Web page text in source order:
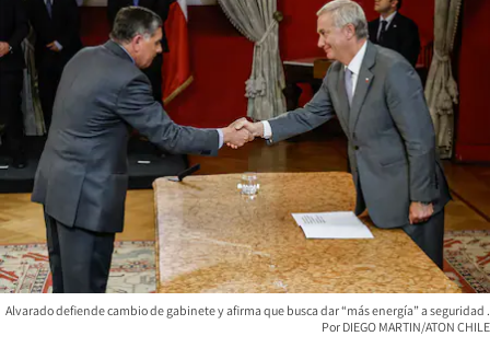
Alvarado defiende cambio de gabinete y afirma que busca dar “más energía” a seguridad
DIEGO MARTIN/ATON CHILE